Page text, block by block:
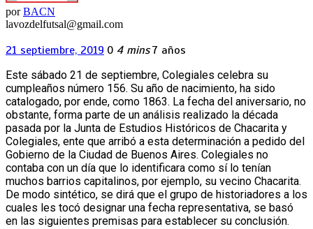
porBACN
lavozdelfutsal@gmail.com
21 septiembre, 2019 0 4 mins 7 años
Este sábado 21 de septiembre, Colegiales celebra su
cumpleaños número 156. Su año de nacimiento, ha sido
catalogado, por ende, como 1863. La fecha del aniversario, no
obstante, forma parte de un análisis realizado la década
pasada por la Junta de Estudios Históricos de Chacarita y
Colegiales, ente que arribó a esta determinación a pedido del
Gobierno de la Ciudad de Buenos Aires. Colegiales no
contaba con un día que lo identificara como sí lo tenían
muchos barrios capitalinos, por ejemplo, su vecino Chacarita.
De modo sintético, se dirá que el grupo de historiadores a los
cuales les tocó designar una fecha representativa, se basó
en las siguientes premisas para establecer su conclusión.